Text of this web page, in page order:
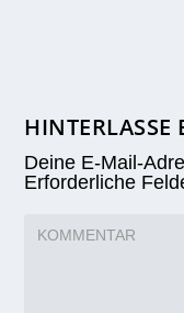
HINTERLASSE
Deine E-Mail-
Erforderliche